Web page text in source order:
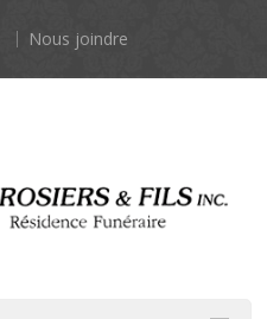
Nous joindre